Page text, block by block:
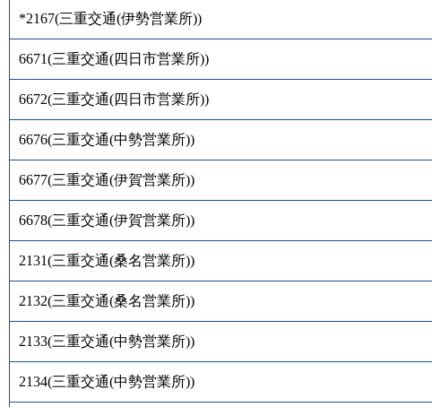
*2167(三重交通(伊勢営業所))
6671(三重交通(四日市営業所))
6672(三重交通(四日市営業所))
6676(三重交通(中勢営業所))
6677(三重交通(伊賀営業所))
6678(三重交通(伊賀営業所))
2131(三重交通(桑名営業所))
2132(三重交通(桑名営業所))
2133(三重交通(中勢営業所))
2134(三重交通(中勢営業所))